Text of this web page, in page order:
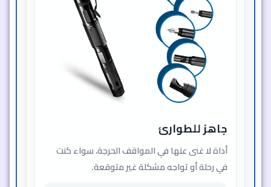
جاهز للطوارئ
أداة لا غنى عنها في المواقف الحرجة، سواء كنت
في رحلة أو تواجه مشكلة غير متوقعة.